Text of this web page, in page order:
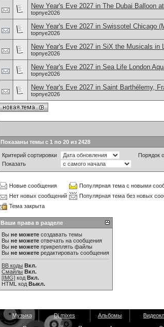
New Year's Eve 2027 in The Dubai Balloon
topnye2026
New Year's Eve 2027 in Swissotel Chicago
topnye2026
New Year's Eve 2027 in SiX the Musicals in
topnye2026
New Year's Eve 2027 in Sea Life London
topnye2026
New Year's Eve 2027 in Saint Barthélemy,
topnye2026
Показаны темы с 1 по 20 из 2428
Критерий сортировки
Порядок
Показать
Новые сообщения
Популярная тема с новыми
Нет новых сообщений
Популярная тема без новых
Тема закрыта
Ваши права в разделе
Вы не можете создавать темы
Вы не можете отвечать на сообщения
Вы не можете прикреплять файлы
Вы не можете редактировать сообщения
BB коды Вкл.
Смайлы Вкл.
[IMG] код Вкл.
HTML код Выкл.
Музыка Dj mixes Альбомы